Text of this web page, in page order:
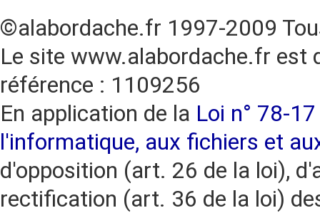
©alabordache.fr 1997-2009
Le site www.alabordache.fr est
référence : 1109256
En application de la Loi n° 78-
l'informatique, aux fichiers et
d'opposition (art. 26 de la loi),
rectification (art. 36 de la loi)